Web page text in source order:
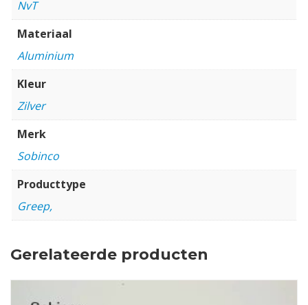
NvT
Materiaal
Aluminium
Kleur
Zilver
Merk
Sobinco
Producttype
Greep,
Gerelateerde producten